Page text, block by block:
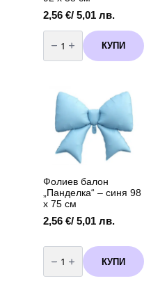
2,56 €/ 5,01 лв.
количество
за
Фолиев
балон
КУПИ
Фолиев балон
„Панделка“ – синя 98
х 75 см
2,56 €/ 5,01 лв.
количество
за
Фолиев
балон
КУПИ